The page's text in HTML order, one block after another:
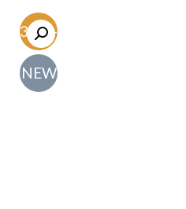
-63.5%
NEW